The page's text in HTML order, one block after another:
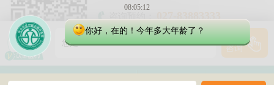
咨询预约： 027-83883333
鄂公网安备 42010402000616号
08:05:13
你好，在的！今年多大年龄了？
您是本人有白
咨询